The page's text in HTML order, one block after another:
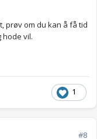
prøv om du kan å få tid
vil.
1
#8